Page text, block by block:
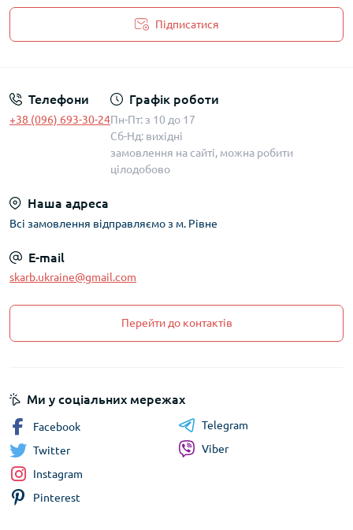
Підписатися
Телефони
+38 (096) 693-30-24
Графік роботи
Пн-Пт: з 10 до 17
Сб-Нд: вихідні
замовлення на сайті, можна робити
цілодобово
Наша адреса
Всі замовлення відправляємо з м. Рівне
E-mail
skarb.ukraine@gmail.com
Перейти до контактів
Ми у соціальних мережах
Facebook
Twitter
Instagram
Pinterest
Telegram
Viber